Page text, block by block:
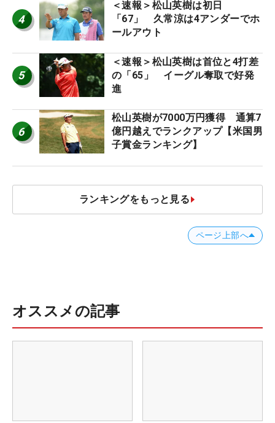
4
＜速報＞松山英樹は初日
「67」 久常涼は4アンダーでホ
ールアウト
5
＜速報＞松山英樹は首位と4打差
の「65」 イーグル奪取で好発
進
6
松山英樹が7000万円獲得 通算7
億円越えでランクアップ【米国男
子賞金ランキング】
ランキングをもっと見る
ページ上部へ
オススメの記事